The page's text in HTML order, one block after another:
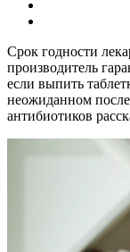
Срок годности
производитель
если выпить
неожиданном
антибиотиков